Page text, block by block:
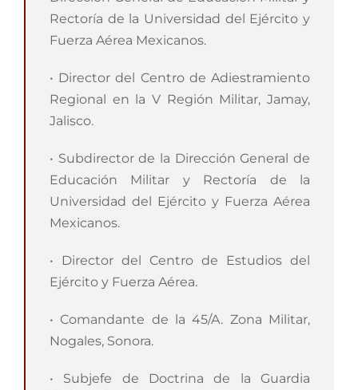
Rectoría de la Universidad del Ejército y
Fuerza Aérea Mexicanos.
• Director del Centro de Adiestramiento
Regional en la V Región Militar, Jamay,
Jalisco.
• Subdirector de la Dirección General de
Educación Militar y Rectoría de la
Universidad del Ejército y Fuerza Aérea
Mexicanos.
• Director del Centro de Estudios del
Ejército y Fuerza Aérea.
• Comandante de la 45/A. Zona Militar,
Nogales, Sonora.
• Subjefe de Doctrina de la Guardia